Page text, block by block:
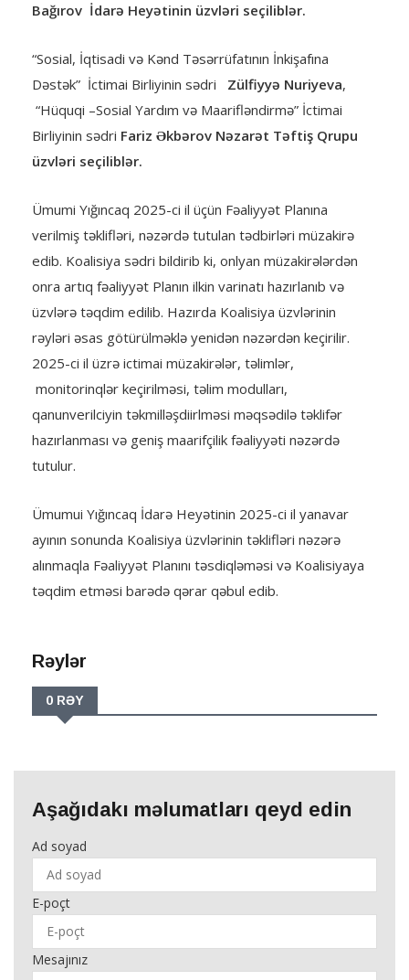
Bağırov İdarə Heyətinin üzvləri seçiliblər.
“Sosial, İqtisadi və Kənd Təsərrüfatının İnkişafına
Dəstək” İctimai Birliyinin sədri Zülfiyyə Nuriyeva,
“Hüquqi –Sosial Yardım və Maarifləndirmə” İctimai
Birliyinin sədri Fariz Əkbərov Nəzarət Təftiş Qrupu
üzvləri seçiliblər.
Ümumi Yığıncaq 2025-ci il üçün Fəaliyyət Planına
verilmiş təklifləri, nəzərdə tutulan tədbirləri müzakirə
edib. Koalisiya sədri bildirib ki, onlyan müzakirələrdən
onra artıq fəaliyyət Planın ilkin varinatı hazırlanıb və
üzvlərə təqdim edilib. Hazırda Koalisiya üzvlərinin
rəyləri əsas götürülməklə yenidən nəzərdən keçirilir.
2025-ci il üzrə ictimai müzakirələr, təlimlər,
monitorinqlər keçirilməsi, təlim modulları,
qanunverilciyin təkmilləşdiirlməsi məqsədilə təklifər
hazırlanması və geniş maarifçilik fəaliyyəti nəzərdə
tutulur.
Ümumui Yığıncaq İdarə Heyətinin 2025-ci il yanavar
ayının sonunda Koalisiya üzvlərinin təklifləri nəzərə
alınmaqla Fəaliyyət Planını təsdiqləməsi və Koalisiyaya
təqdim etməsi barədə qərar qəbul edib.
Rəylər
0 RƏY
Aşağıdakı məlumatları qeyd edin
Ad soyad
E-poçt
Mesajınız